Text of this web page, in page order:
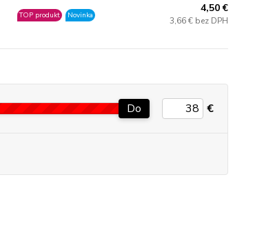
TOP produkt Novinka
4,50 €
3,66 € bez DPH
Do €